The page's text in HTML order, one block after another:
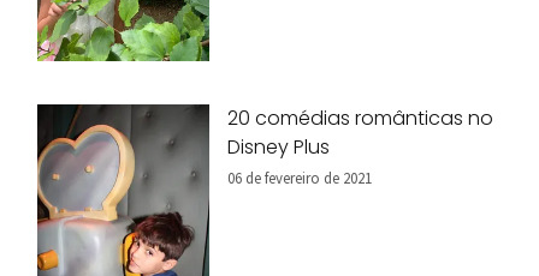
20 comédias românticas no
Disney Plus
06 de fevereiro de 2021